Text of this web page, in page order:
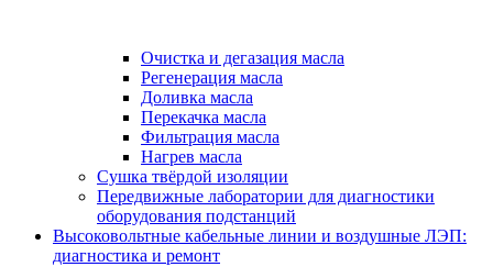
Очистка и дегазация масла
Регенерация масла
Доливка масла
Перекачка масла
Фильтрация масла
Нагрев масла
Сушка твёрдой изоляции
Передвижные лаборатории для диагностики
оборудования подстанций
Высоковольтные кабельные линии и воздушные ЛЭП:
диагностика и ремонт